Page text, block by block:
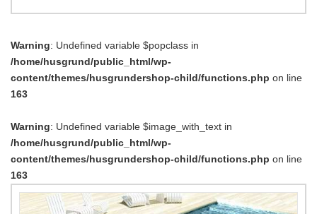
Warning: Undefined variable $popclass in
/home/husgrund/public_html/wp-
content/themes/husgrundershop-child/functions.php on line
163
Warning: Undefined variable $image_with_text in
/home/husgrund/public_html/wp-
content/themes/husgrundershop-child/functions.php on line
163